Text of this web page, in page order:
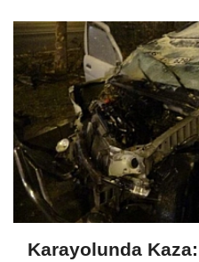
Karayolunda